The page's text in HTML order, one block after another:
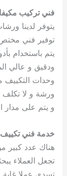
فني تركيب
يتوفر لدينا
توفير فني
يتم باستخدام
ودقيق و عالي
وحدات
ورشة و لا
و يتم على مدار
خدمة فني
هناك عدد كبير
تجعل العملاء